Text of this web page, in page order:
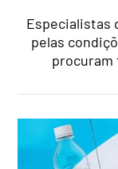
Especialistas
pelas
procuram